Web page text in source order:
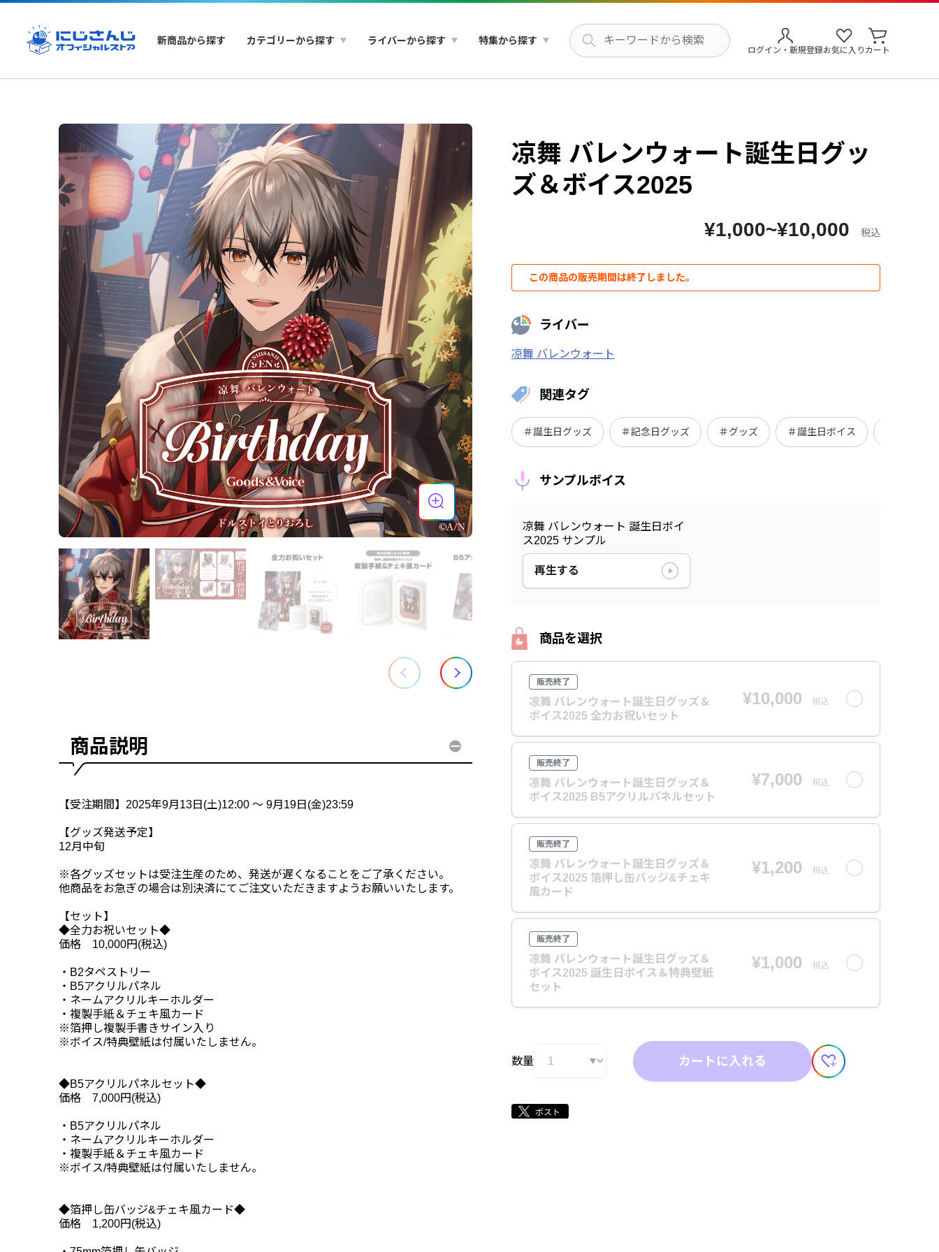
新商品から探す カテゴリーから探す ライバーから探す 特集から探す
ログイン・新規登録お気に入り カート
凉舞 バレンウォート誕生日グッ
ズ＆ボイス2025
¥1,000~¥10,000 税込
この商品の販売期間は終了しました。
ライバー
凉舞 バレンウォート
関連タグ
＃誕生日グッズ ＃記念日グッズ ＃グッズ ＃誕生日ボイス
サンプルボイス
凉舞 バレンウォート 誕生日ボイ
ス2025 サンプル
再生する
商品を選択
販売終了
凉舞 バレンウォート誕生日グッズ＆
ボイス2025 全力お祝いセット
¥10,000 税込
販売終了
凉舞 バレンウォート誕生日グッズ＆
ボイス2025 B5アクリルパネルセット
¥7,000 税込
販売終了
凉舞 バレンウォート誕生日グッズ＆
ボイス2025 箔押し缶バッジ&チェキ
風カード
¥1,200 税込
販売終了
凉舞 バレンウォート誕生日グッズ＆
ボイス2025 誕生日ボイス＆特典壁紙
セット
¥1,000 税込
数量 カートに入れる
商品説明
【受注期間】2025年9月13日(土)12:00 ～ 9月19日(金)23:59
【グッズ発送予定】
12月中旬
※各グッズセットは受注生産のため、発送が遅くなることをご了承ください。
他商品をお急ぎの場合は別決済にてご注文いただきますようお願いいたします。
【セット】
◆全力お祝いセット◆
価格 10,000円(税込)
・B2タペストリー
・B5アクリルパネル
・ネームアクリルキーホルダー
・複製手紙＆チェキ風カード
※箔押し複製手書きサイン入り
※ボイス/特典壁紙は付属いたしません。
◆B5アクリルパネルセット◆
価格 7,000円(税込)
・B5アクリルパネル
・ネームアクリルキーホルダー
・複製手紙＆チェキ風カード
※ボイス/特典壁紙は付属いたしません。
◆箔押し缶バッジ&チェキ風カード◆
価格 1,200円(税込)